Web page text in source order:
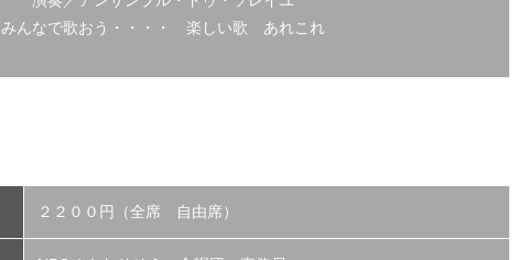
みんなで歌おう・・・・ 楽しい歌 あれこれ
２２００円（全席 自由席）